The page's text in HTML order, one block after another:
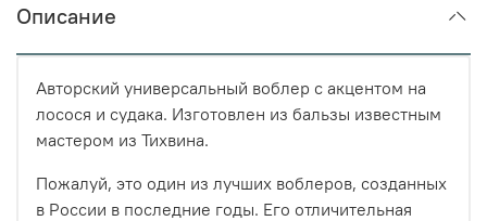
Описание
Авторский универсальный воблер с акцентом на
лосося и судака. Изготовлен из бальзы известным
мастером из Тихвина.
Пожалуй, это один из лучших воблеров, созданных
в России в последние годы. Его отличительная